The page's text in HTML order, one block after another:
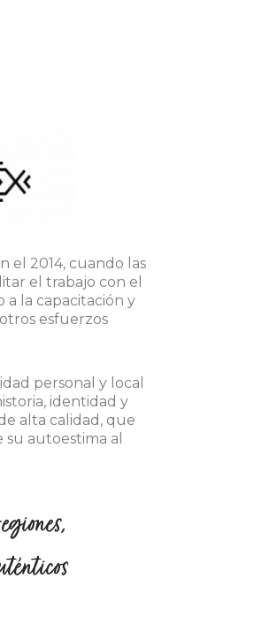
el 2014, cuando las
el trabajo con el
a la capacitación y
esfuerzos
personal y local
identidad y
alta calidad, que
autoestima al